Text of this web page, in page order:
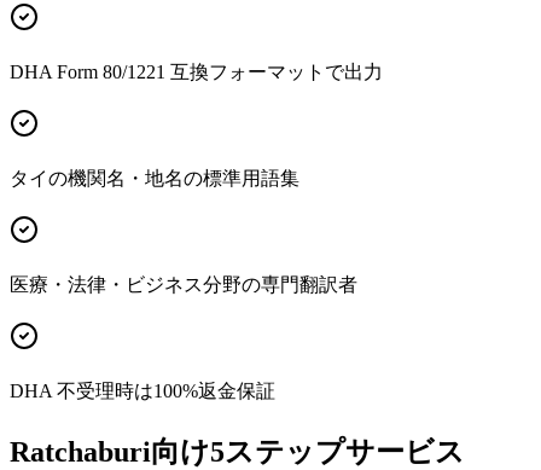
DHA Form 80/1221 互換フォーマットで出力
タイの機関名・地名の標準用語集
医療・法律・ビジネス分野の専門翻訳者
DHA 不受理時は100%返金保証
Ratchaburi向け5ステップサービス